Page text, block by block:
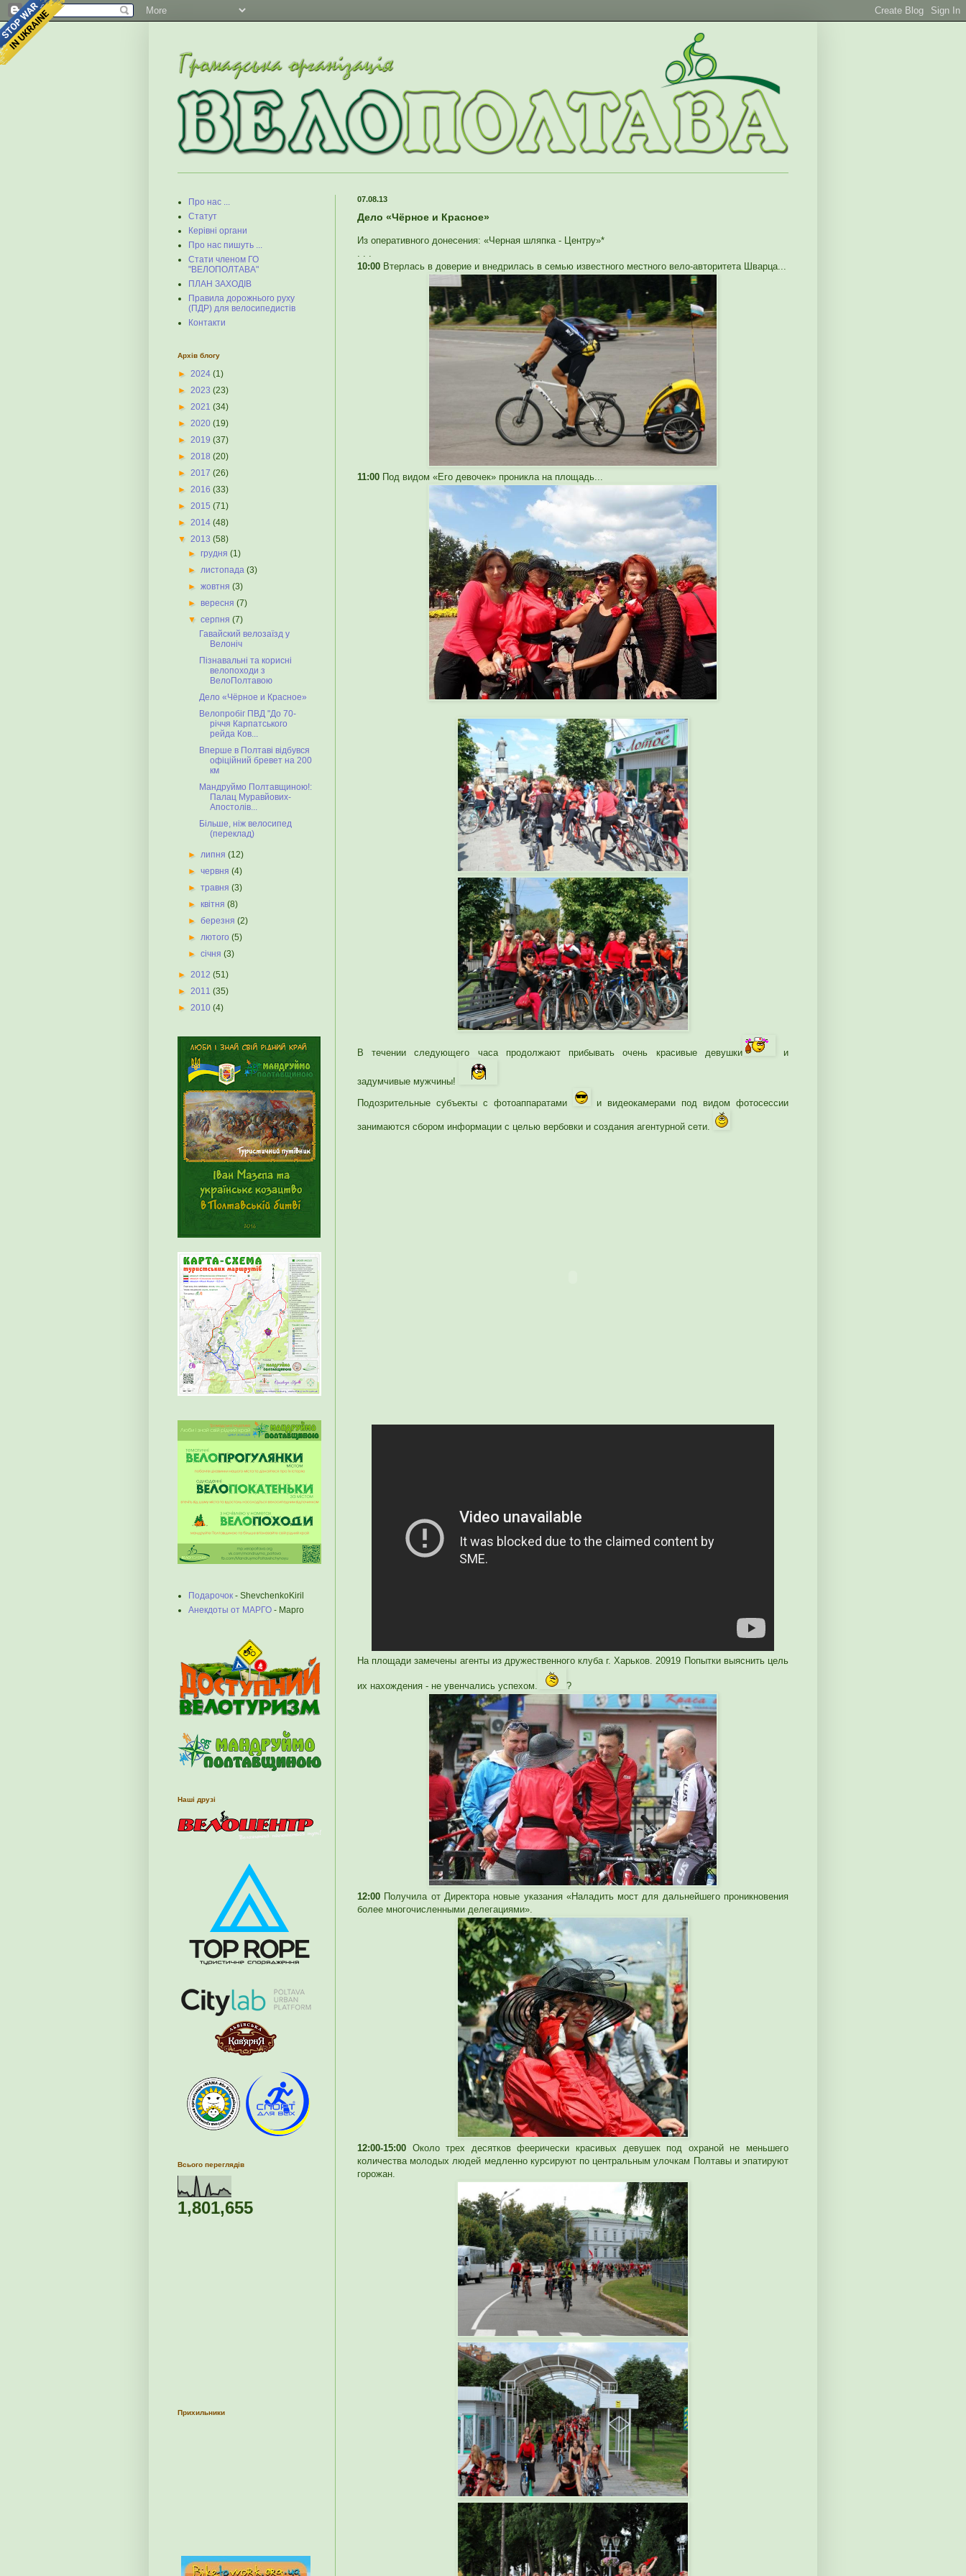
07.08.13
Дело «Чёрное и Красное»
Из оперативного донесения: «Черная шляпка - Центру»*
10:00 Втерлась в доверие и внедрилась в семью известного местного вело-авторитета Шварца...
11:00 Под видом «Его девочек» проникла на площадь...
В течении следующего часа продолжают прибывать очень красивые девушки и
задумчивые мужчины!
Подозрительные субъекты с фотоаппаратами
и видеокамерами под видом фотосессии
занимаются сбором информации с целью вербовки и создания агентурной сети.
На площади замечены агенты из дружественного клуба г. Харьков. 20919 Попытки выяснить цель
их нахождения - не увенчались успехом. ?
12:00 Получила от Директора новые указания «Наладить мост для дальнейшего проникновения
более многочисленными делегациями».
12:00-15:00 Около трех десятков феерически красивых девушек под охраной не меньшего
количества молодых людей медленно курсируют по центральным улочкам Полтавы и эпатируют
горожан.
Про нас ...
Статут
Керівні органи
Про нас пишуть ...
Стати членом ГО
"ВЕЛОПОЛТАВА"
ПЛАН ЗАХОДІВ
Правила дорожнього руху
(ПДР) для велосипедистів
Контакти
Архів блогу
► 2024 (1)
► 2023 (23)
► 2021 (34)
► 2020 (19)
► 2019 (37)
► 2018 (20)
► 2017 (26)
► 2016 (33)
► 2015 (71)
► 2014 (48)
▼ 2013 (58)
►грудня(1)
►листопада(3)
►жовтня(3)
►вересня(7)
▼серпня(7)
Гавайский велозаїзд у
Велоніч
Пізнавальні та корисні
велопоходи з
ВелоПолтавою
Дело «Чёрное и Красное»
Велопробіг ПВД "До 70-
річчя Карпатського
рейда Ков...
Вперше в Полтаві відбувся
офіційний бревет на 200
км
Мандруймо Полтавщиною!:
Палац Муравйових-
Апостолів...
Більше, ніж велосипед
(переклад)
►липня(12)
►червня(4)
►травня(3)
►квітня(8)
►березня(2)
►лютого(5)
►січня(3)
► 2012 (51)
► 2011 (35)
► 2010 (4)
Подарочок - ShevchenkoKiril
Анекдоты от МАРГО - Марго
Наші друзі
Всього переглядів
1,801,655
Прихильники